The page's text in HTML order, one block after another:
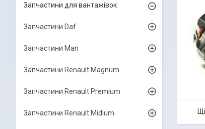
Запчастини для вантажівок
Запчастини Daf
Запчастини Man
Запчастини Renault Magnum
Запчастини Renault Premium
Запчастини Renault Midlum